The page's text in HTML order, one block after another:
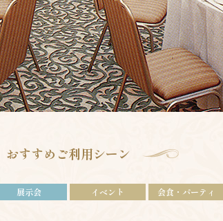
おすすめご利用シーン
展示会 イベント 会食・パーティ